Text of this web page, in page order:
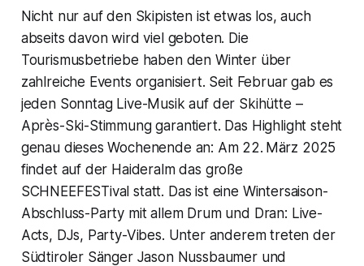
Nicht nur auf den Skipisten ist etwas los, auch
abseits davon wird viel geboten. Die
Tourismusbetriebe haben den Winter über
zahlreiche Events organisiert. Seit Februar gab es
jeden Sonntag Live-Musik auf der Skihütte –
Après-Ski-Stimmung garantiert. Das Highlight steht
genau dieses Wochenende an: Am 22. März 2025
findet auf der Haideralm das große
SCHNEEFESTival statt. Das ist eine Wintersaison-
Abschluss-Party mit allem Drum und Dran: Live-
Acts, DJs, Party-Vibes. Unter anderem treten der
Südtiroler Sänger Jason Nussbaumer und